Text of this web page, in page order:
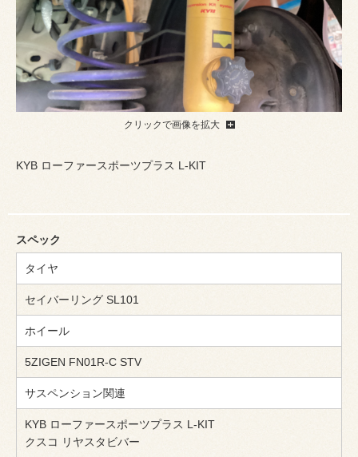
クリックで画像を拡大
KYB ローファースポーツプラス L-KIT
スペック
タイヤ
セイバーリング SL101
ホイール
5ZIGEN FN01R-C STV
サスペンション関連
KYB ローファースポーツプラス L-KIT
クスコ リヤスタビバー